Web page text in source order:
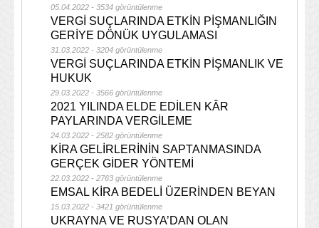
05.04.2022 - 3534 görüntülenme
VERGİ SUÇLARINDA ETKİN PİŞMANLIĞIN
GERİYE DÖNÜK UYGULAMASI
31.03.2022 - 3204 görüntülenme
VERGİ SUÇLARINDA ETKİN PİŞMANLIK VE
HUKUK
29.03.2022 - 3566 görüntülenme
2021 YILINDA ELDE EDİLEN KÂR
PAYLARINDA VERGİLEME
24.03.2022 - 2582 görüntülenme
KİRA GELİRLERİNİN SAPTANMASINDA
GERÇEK GİDER YÖNTEMİ
22.03.2022 - 2763 görüntülenme
EMSAL KİRA BEDELİ ÜZERİNDEN BEYAN
15.03.2022 - 3421 görüntülenme
UKRAYNA VE RUSYA’DAN OLAN